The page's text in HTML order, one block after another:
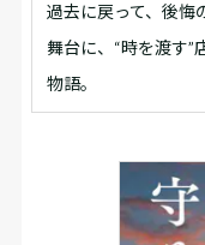
過去に戻って、後悔
舞台に、“時を渡す”
物語。